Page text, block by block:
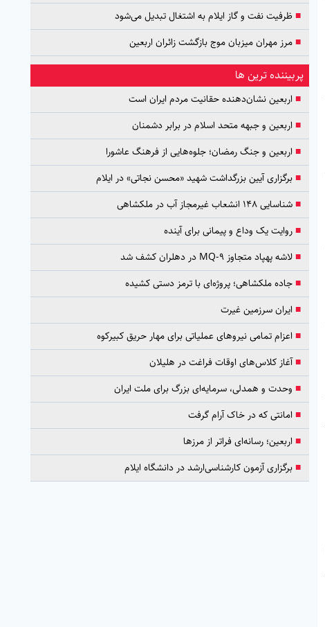
■ظرفیت نفت و گاز ایلام به اشتغال تبدیل می‌شود
■مرز مهران میزبان موج بازگشت زائران اربعین
پربیننده ترین ها
■ اربعین نشان‌دهنده حقانیت مردم ایران است
■ اربعین و جبهه متحد اسلام در برابر دشمنان
■ اربعین و جنگ رمضان؛ جلوه‌هایی از فرهنگ عاشورا
■برگزاری آیین بزرگداشت شهید «محسن نجاتی» در ایلام
■شناسایی ۱۴۸ انشعاب غیرمجاز آب در ملکشاهی
■روایت یک وداع و پیمانی برای آینده
■لاشه پهپاد متجاوز MQ-9 در دهلران کشف شد
■جاده ملکشاهی؛ پروژه‌ای با ترمز دستی کشیده
■ ایران سرزمین غیرت
■ اعزام تمامی نیروهای عملیاتی برای مهار حریق کبیرکوه
■آغاز کلاس‌های اوقات فراغت در هلیلان
■ وحدت و همدلی، سرمایه‌ای بزرگ برای ملت ایران
■ امانتی که در خاک آرام گرفت
■ اربعین؛ رسانه‌ای فراتر از مرزها
■برگزاری آزمون کارشناسی‌ارشد در دانشگاه ایلام